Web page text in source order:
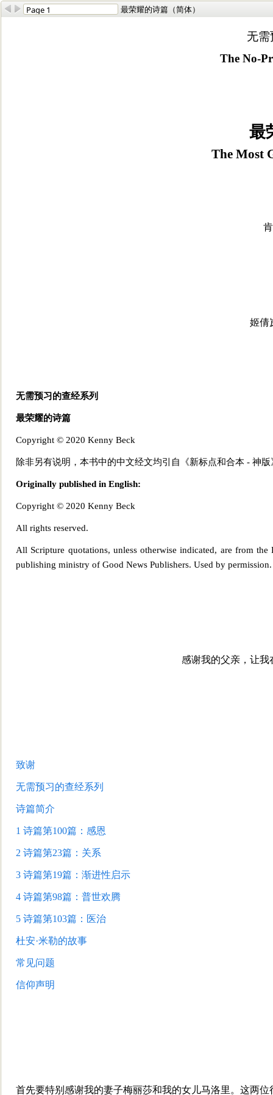
最荣耀的诗篇（简体）
无需
The No-
最
The Most
姬
无需预习的查经系列
最荣耀的诗篇
Copyright © 2020 Kenny Beck
除非另有说明，本书中的中文经文均引自《新标点和合本 - 神
Originally published in English:
Copyright © 2020 Kenny Beck
All rights reserved.
All Scripture quotations, unless otherwise indicated, are from
publishing ministry of Good News Publishers. Used by
感谢我的父亲，让我
致谢
无需预习的查经系列
诗篇简介
1 诗篇第100篇：感恩
2 诗篇第23篇：关系
3 诗篇第19篇：渐进性启示
4 诗篇第98篇：普世欢腾
5 诗篇第103篇：医治
杜安·米勒的故事
常见问题
信仰声明
首先要特别感谢我的妻子梅丽莎和我的女儿马洛里。这两